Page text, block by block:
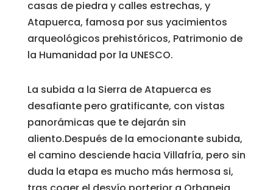
casas de piedra y calles estrechas, y
Atapuerca, famosa por sus yacimientos
arqueológicos prehistóricos, Patrimonio de
la Humanidad por la UNESCO.
La subida a la Sierra de Atapuerca es
desafiante pero gratificante, con vistas
panorámicas que te dejarán sin
aliento.Después de la emocionante subida,
el camino desciende hacia Villafría, pero sin
duda la etapa es mucho más hermosa si,